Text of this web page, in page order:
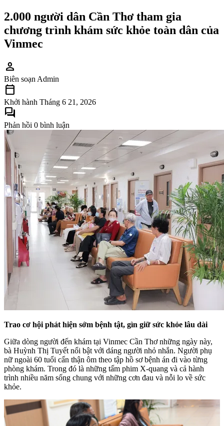
2.000 người dân Cần Thơ tham gia
chương trình khám sức khỏe toàn dân của
Vinmec
person
Biên soạn Admin
calendar_today
Khởi hành Tháng 6 21, 2026
forum
Phản hồi 0 bình luận
Trao cơ hội phát hiện sớm bệnh tật, gìn giữ sức khỏe lâu dài
Giữa dòng người đến khám tại Vinmec Cần Thơ những ngày này,
bà Huỳnh Thị Tuyết nổi bật với dáng người nhỏ nhắn. Người phụ
nữ ngoài 60 tuổi cẩn thận ôm theo tập hồ sơ bệnh án đi vào từng
phòng khám. Trong đó là những tấm phim X-quang và cả hành
trình nhiều năm sống chung với những cơn đau và nỗi lo về sức
khỏe.